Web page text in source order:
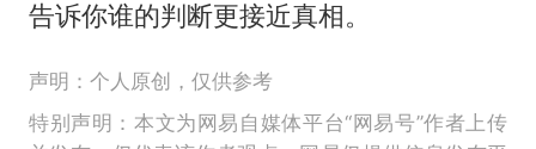
告诉你谁的判断更接近真相。
声明：个人原创，仅供参考
特别声明：本文为网易自媒体平台“网易号”作者上传